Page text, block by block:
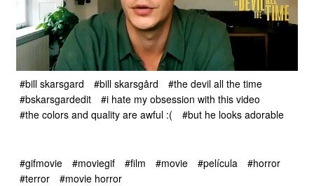
#bill skarsgard #bill skarsgård
#the devil all the time
#bskarsgardedit
#i hate my obsession with this video
#the colors and quality are awful :(
#but he looks adorable
#gifmovie #moviegif #film #movie #película
#horror
#terror
#movie horror